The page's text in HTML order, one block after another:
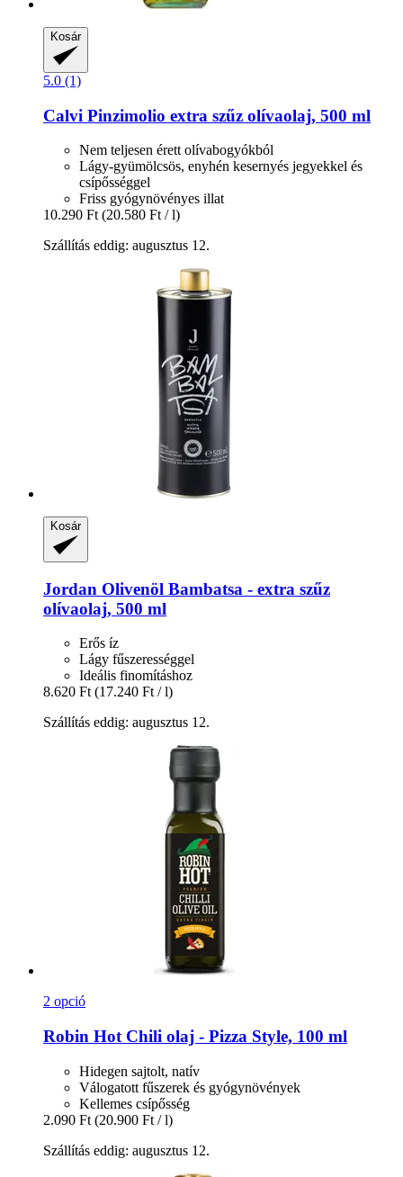
Kosár
5.0 (1)
Calvi Pinzimolio extra szűz olívaolaj, 500 ml
Nem teljesen érett olívabogyókból
Lágy-gyümölcsös, enyhén kesernyés jegyekkel és
csípősséggel
Friss gyógynövényes illat
10.290 Ft (20.580 Ft / l)
Szállítás eddig: augusztus 12.
Kosár
Jordan Olivenöl Bambatsa -​ extra szűz
olívaolaj, 500 ml
Erős íz
Lágy fűszerességgel
Ideális finomításhoz
8.620 Ft (17.240 Ft / l)
Szállítás eddig: augusztus 12.
2 opció
Robin Hot Chili olaj -​ Pizza Style, 100 ml
Hidegen sajtolt, natív
Válogatott fűszerek és gyógynövények
Kellemes csípősség
2.090 Ft (20.900 Ft / l)
Szállítás eddig: augusztus 12.